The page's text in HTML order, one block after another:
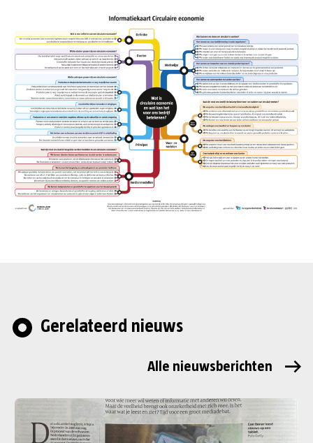
Gerelateerd nieuws
Alle nieuwsberichten